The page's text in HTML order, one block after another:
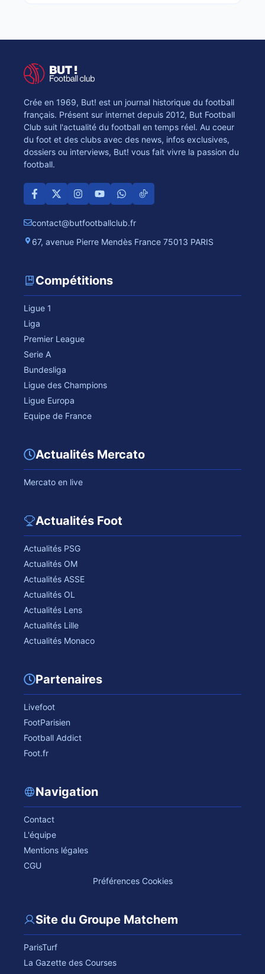
Crée en 1969, But! est un journal historique du football
français. Présent sur internet depuis 2012, But Football
Club suit l'actualité du football en temps réel. Au coeur
du foot et des clubs avec des news, infos exclusives,
dossiers ou interviews, But! vous fait vivre la passion du
football.
contact@butfootballclub.fr
67, avenue Pierre Mendès France 75013 PARIS
Compétitions
Ligue 1
Liga
Premier League
Serie A
Bundesliga
Ligue des Champions
Ligue Europa
Equipe de France
Actualités Mercato
Mercato en live
Actualités Foot
Actualités PSG
Actualités OM
Actualités ASSE
Actualités OL
Actualités Lens
Actualités Lille
Actualités Monaco
Partenaires
Livefoot
FootParisien
Football Addict
Foot.fr
Navigation
Contact
L'équipe
Mentions légales
CGU
Préférences Cookies
Site du Groupe Matchem
ParisTurf
La Gazette des Courses